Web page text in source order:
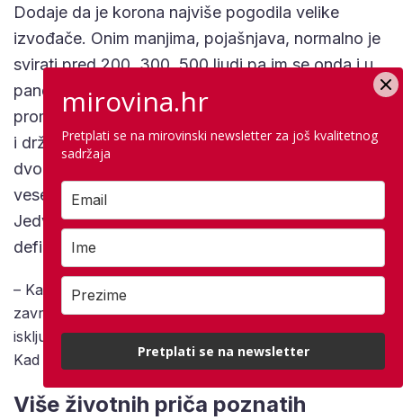
Dodaje da je korona najviše pogodila velike
izvođače. Onim manjima, pojašnjava, normalno je
svirati pred 200, 300, 500 ljudi pa im se onda i u
pandemijskim uvjetima ništa nije dramatično
promijenilo. Valjku je bio problem napraviti koncert
i držati standard na koji su naviknuli publiku. I to u
dvorani četiri ili pet puta manjeg kapaciteta. Zato
veselje nadolazećih svirki ni ne pokušava sakriti.
Jedva čeka pružiti i sebi i njima dobar koncert. A
definicija dobrog nastupa po Husu je:
– Kad počneš svirati prvu pjesmu i odjednom koncert
završi. Kad nisi svjestan koliko dugo sviraš, pjevaš,
isključiš se uroniš u glazbu i odjednom bude gotovo.
Kad ti se čini da je sve prošlo u trenutku.
Više životnih priča poznatih
mirovina.hr
Pretplati se na mirovinski newsletter za još kvalitetnog
sadržaja
Pretplati se na newsletter